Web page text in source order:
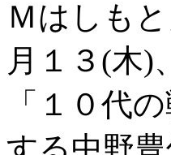
Ｍはしも
月１３(木)
「１０代
する中野